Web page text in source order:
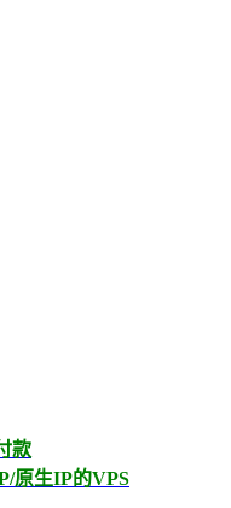
款
原生IP的VPS